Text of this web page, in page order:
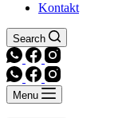
Kontakt
Search
Menu